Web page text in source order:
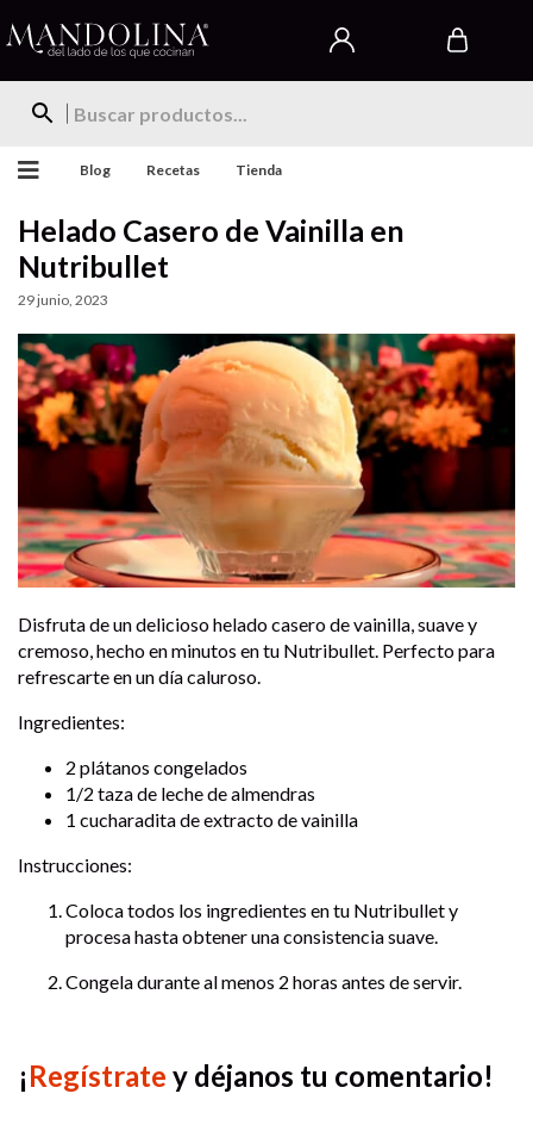
Blog Recetas Tienda
Helado Casero de Vainilla en
Nutribullet
29 junio, 2023
Disfruta de un delicioso helado casero de vainilla, suave y
cremoso, hecho en minutos en tu Nutribullet. Perfecto para
refrescarte en un día caluroso.
Ingredientes:
2 plátanos congelados
1/2 taza de leche de almendras
1 cucharadita de extracto de vainilla
Instrucciones:
Coloca todos los ingredientes en tu Nutribullet y
procesa hasta obtener una consistencia suave.
Congela durante al menos 2 horas antes de servir.
¡Regístrate y déjanos tu comentario!